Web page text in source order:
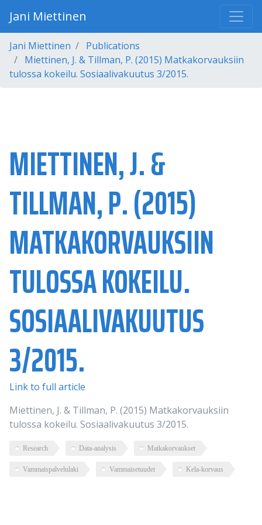
Jani Miettinen
Jani Miettinen
Publications
Miettinen, J. & Tillman, P. (2015) Matkakorvauksiin
tulossa kokeilu. Sosiaalivakuutus 3/2015.
MIETTINEN, J. &
TILLMAN, P. (2015)
MATKAKORVAUKSIIN
TULOSSA KOKEILU.
SOSIAALIVAKUUTUS
3/2015.
Link to full article
Miettinen, J. & Tillman, P. (2015) Matkakorvauksiin
tulossa kokeilu. Sosiaalivakuutus 3/2015.
Research Data-analysis Matkakorvaukset
Vammaispalvelulaki Vammaisetuudet Kela-korvaus